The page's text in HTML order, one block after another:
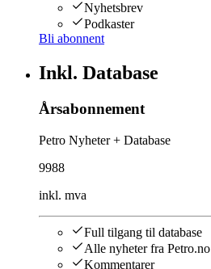
Nyhetsbrev
Podkaster
Bli abonnent
Inkl. Database
Årsabonnement
Petro Nyheter + Database
9988
inkl. mva
Full tilgang til database
Alle nyheter fra Petro.no
Kommentarer